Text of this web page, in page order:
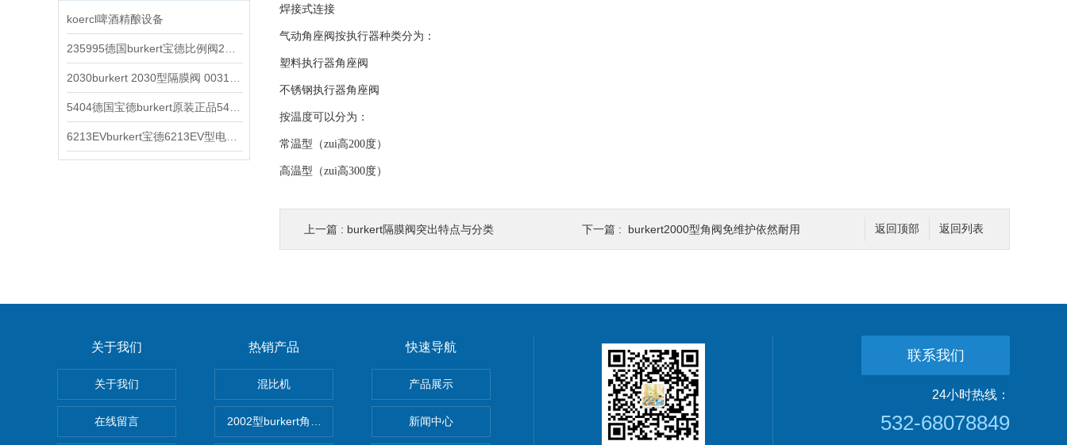
koercl啤酒精酿设备
焊接式连接
气动角座阀按执行器种类分为：
塑料执行器角座阀
不锈钢执行器角座阀
按温度可以分为：
常温型（zui高200度）
高温型（zui高300度）
返回列表
返回顶部
上一篇 : burkert隔膜阀突出特点与分类 下一篇 : burkert2000型角阀免维护依然耐用
关于我们
关于我们
在线留言
热销产品
混比机
2002型burkert角座阀
快速导航
产品展示
新闻中心
联系我们
24小时热线：
532-68078849